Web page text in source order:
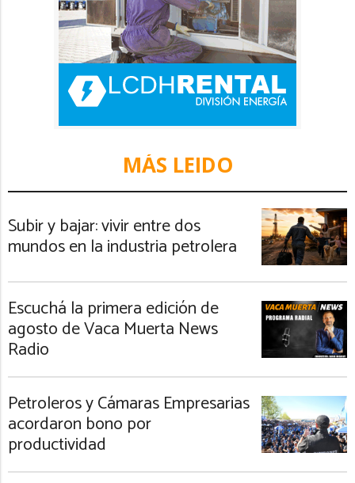
MÁS LEIDO
Subir y bajar: vivir entre dos
mundos en la industria petrolera
Escuchá la primera edición de
agosto de Vaca Muerta News
Radio
Petroleros y Cámaras Empresarias
acordaron bono por
productividad